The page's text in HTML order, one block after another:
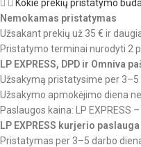
Kokie prekių pristatymo
Nemokamas pristatymas
Užsakant prekių už 35 € ir
Pristatymo terminai nurodyti 2
LP EXPRESS, DPD ir Omniva
Užsakymą pristatysime per
Užsakymo apmokėjimo diena
Paslaugos kaina: LP EXPRESS
LP EXPRESS kurjerio paslauga
Pristatymas per 3–5 darbo